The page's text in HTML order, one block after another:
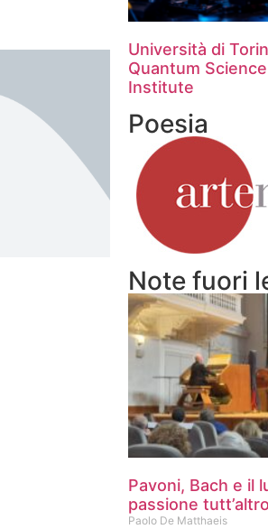
Università di
Quantum
Institute
Poesia
Note fuori
Pavoni, Bach e il
passione
Paolo De Matthaeis